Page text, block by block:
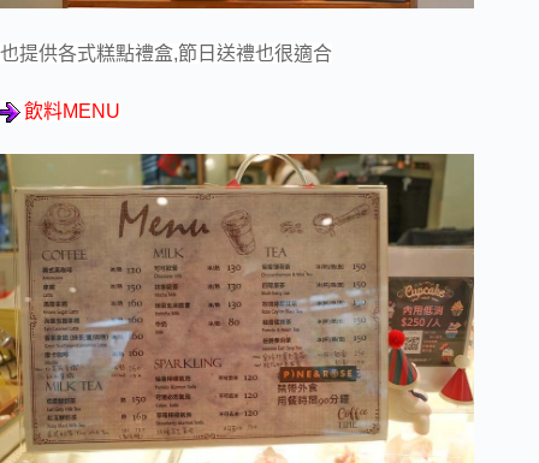
也提供各式糕點禮盒,節日送禮也很適合
飲料MENU